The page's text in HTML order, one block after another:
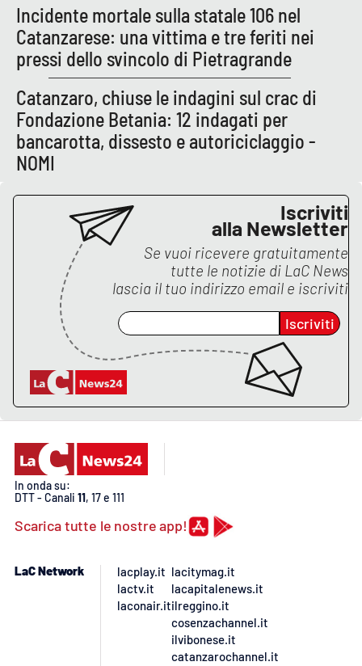
Android
Apple
Incidente mortale sulla statale 106 nel
Catanzarese: una vittima e tre feriti nei
pressi dello svincolo di Pietragrande
Catanzaro, chiuse le indagini sul crac di
Fondazione Betania: 12 indagati per
bancarotta, dissesto e autoriciclaggio -
NOMI
Iscriviti
alla Newsletter
Se vuoi ricevere gratuitamente
tutte le notizie di LaC News
lascia il tuo indirizzo email e iscriviti
Iscriviti
In onda su:
DTT - Canali 11, 17 e 111
Scarica tutte le nostre app!
LaC Network
lacplay.it
lactv.it
laconair.it
lacitymag.it
lacapitalenews.it
ilreggino.it
cosenzachannel.it
ilvibonese.it
catanzarochannel.it